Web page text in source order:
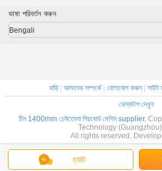
চ্যাট
ভাষা পরিবর্তন করুন
Bengali
বাড়ি| আমাদের সম্পর্কে| যোগাযোগ করুন| সাইট
ডেস্কটপ দেখুন
চীন 1400mm ঢেউতোলা পিচবোর্ড মেশিন supplier.
Technology
All rights reserved.